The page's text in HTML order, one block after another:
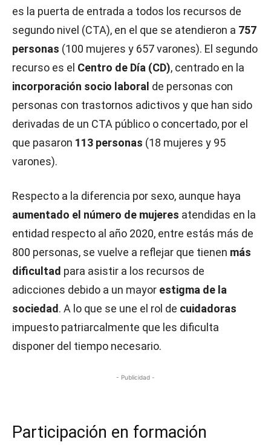
es la puerta de entrada a todos los recursos de
segundo nivel (CTA), en el que se atendieron a 757
personas (100 mujeres y 657 varones). El segundo
recurso es el Centro de Día (CD), centrado en la
incorporación socio laboral de personas con
personas con trastornos adictivos y que han sido
derivadas de un CTA público o concertado, por el
que pasaron 113 personas (18 mujeres y 95
varones).
Respecto a la diferencia por sexo, aunque haya
aumentado el número de mujeres atendidas en la
entidad respecto al año 2020, entre estás más de
800 personas, se vuelve a reflejar que tienen más
dificultad para asistir a los recursos de
adicciones debido a un mayor estigma de la
sociedad. A lo que se une el rol de cuidadoras
impuesto patriarcalmente que les dificulta
disponer del tiempo necesario.
- Publicidad -
Participación en formación